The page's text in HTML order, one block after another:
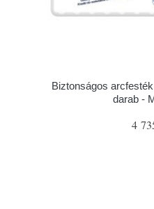
Biztonságos
darab -
4